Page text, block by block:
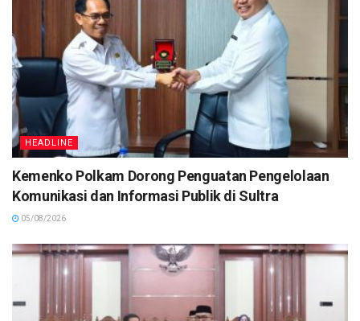
HEADLINE
Kemenko Polkam Dorong Penguatan Pengelolaan
Komunikasi dan Informasi Publik di Sultra
05/08/2026